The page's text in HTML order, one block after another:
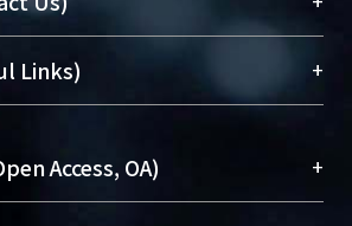
究成果及學術能量，圖書館整合
與學術庫（AH）不同功能平
典藏NTU scholars。期能整合研
and promote researcher
Library)
員(Medical Library)
Links) +
Access, OA) +